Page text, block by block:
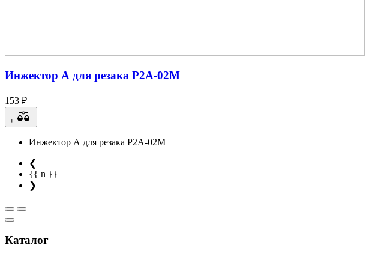
Инжектор А для резака Р2А-02М
153 ₽
+
Инжектор А для резака Р2А-02М
❮
{{ n }}
❯
Каталог